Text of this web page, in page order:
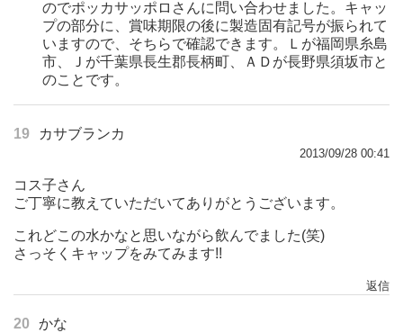
のでポッカサッポロさんに問い合わせました。キャッ
プの部分に、賞味期限の後に製造固有記号が振られて
いますので、そちらで確認できます。Ｌが福岡県糸島
市、Ｊが千葉県長生郡長柄町、ＡＤが長野県須坂市と
のことです。
19 カサブランカ
2013/09/28 00:41
コス子さん
ご丁寧に教えていただいてありがとうございます。
これどこの水かなと思いながら飲んでました(笑)
さっそくキャップをみてみます!!
返信
20 かな